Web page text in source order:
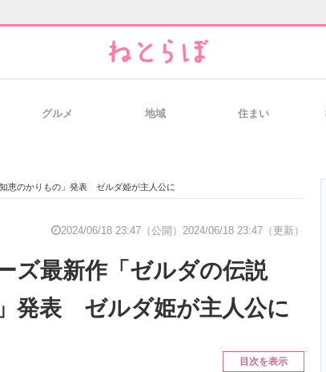
経営リーダ
IT製品の技術・比較・事例 製造業のIT導
グルメ 地域 住まい
恵のかりもの」発表 ゼルダ姫が主人公に
2024/06/18 23:47（公開） 2024/06/18 23:47（更新）
ズ最新作「ゼルダの伝説
発表 ゼルダ姫が主人公に
目次を表示